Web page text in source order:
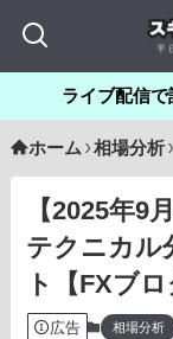
ライブ配信で
ホーム 相場分析
【2025年9
テクニカル
ト【FXブロ
広告 相場分析